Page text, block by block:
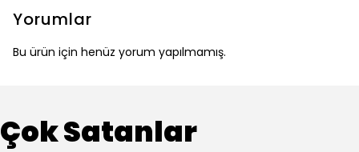
Yorumlar
Bu ürün için henüz yorum yapılmamış.
Çok Satanlar